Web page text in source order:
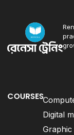
COURSES
Digital
Graphic